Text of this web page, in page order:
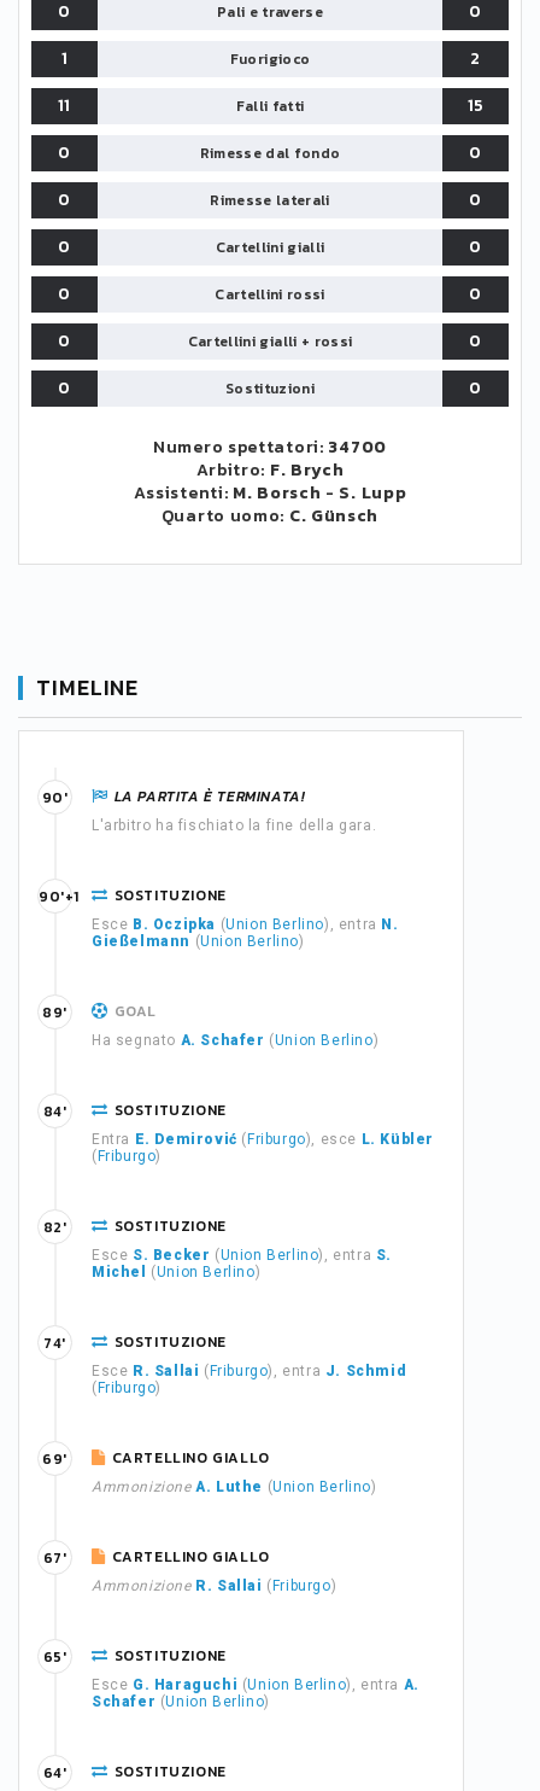
0 Pali e traverse
0
1
Fuorigioco
2
11
Falli fatti
15
0
Rimesse dal fondo
0
0
Rimesse laterali
0
0
Cartellini gialli
0
0
Cartellini rossi
0
0
Cartellini gialli + rossi
0
0
Sostituzioni 0
Numero spettatori: 34700
Arbitro: F. Brych
Assistenti: M. Borsch - S. Lupp
Quarto uomo: C. Günsch
TIMELINE
LA PARTITA È TERMINATA!
L'arbitro ha fischiato la fine della gara.
90'
SOSTITUZIONE
Esce B. Oczipka (Union Berlino), entra N.
Gießelmann (Union Berlino)
90'+1
GOAL
Ha segnato A. Schafer (Union Berlino)
89'
SOSTITUZIONE
Entra E. Demirović ( Friburgo), esce L. Kübler
( Friburgo)
84'
SOSTITUZIONE
Esce S. Becker (Union Berlino), entra S.
Michel
(Union Berlino)
82'
SOSTITUZIONE
Esce R. Sallai ( Friburgo), entra J. Schmid
( Friburgo)
74'
CARTELLINO GIALLO
Ammonizione A. Luthe (Union Berlino)
69'
CARTELLINO GIALLO
Ammonizione R. Sallai ( Friburgo)
67'
SOSTITUZIONE
Esce G. Haraguchi (Union Berlino), entra A.
Schafer (Union Berlino)
65'
SOSTITUZIONE
64'